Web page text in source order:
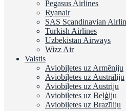
Pegasus Airlines
Ryanair
SAS Scandinavian
Turkish Airlines
Uzbekistan Airways
Wizz Air
Valstis
Aviobiļetes uz Armēniju
Aviobiļetes uz Austrāliju
Aviobiļetes uz Austriju
Aviobiļetes uz Beļģiju
Aviobiļetes uz Brazīliju